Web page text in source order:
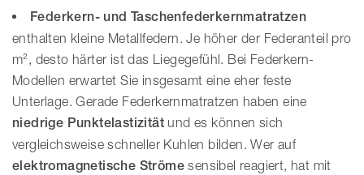
Federkern- und Taschenfederkernmatratzen
enthalten kleine Metallfedern. Je höher der Federanteil pro
m², desto härter ist das Liegegefühl. Bei Federkern-
Modellen erwartet Sie insgesamt eine eher feste
Unterlage. Gerade Federkernmatratzen haben eine
niedrige Punktelastizität und es können sich
vergleichsweise schneller Kuhlen bilden. Wer auf
elektromagnetische Ströme sensibel reagiert, hat mit